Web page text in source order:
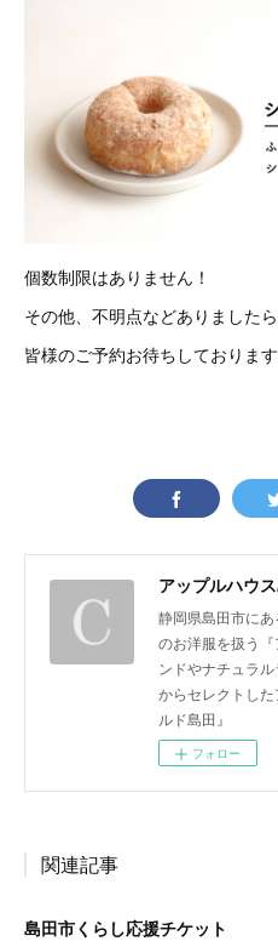
個数制限はありません！
その他、不明点などありました
皆様のご予約お待ちしておりま
静岡県島田市に
のお洋服を扱う
ンドやナチュラ
からセレクトし
ルド島田』
フォロー
関連記事
島田市くらし応援チケット